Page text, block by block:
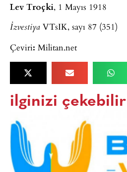
Lev Troçki, 1 Mayıs 1918
İzvestiya VTsIK, sayı 87 (351)
Çeviri: Militan.net
ilginizi çekebilir